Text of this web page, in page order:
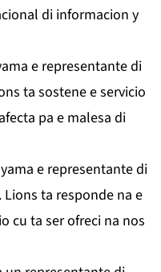
di informacion y
e representante di
ta sostene e servicio
pa e malesa di
e representante di
ta responde na e
cu ta ser ofreci na nos